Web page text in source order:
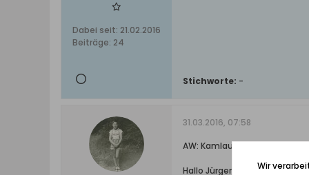
Dabei seit: 21.02.2016
Beiträge: 24
Stichworte: -
31.03.2016, 07:58
AW: Kamlau und Platenrode
Hallo Jürgen,
Wir